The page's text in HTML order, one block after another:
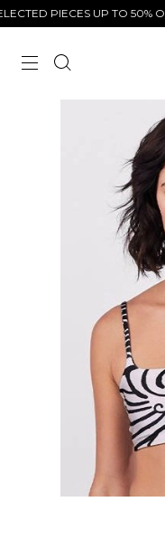
PIECES UP TO 50% OFF